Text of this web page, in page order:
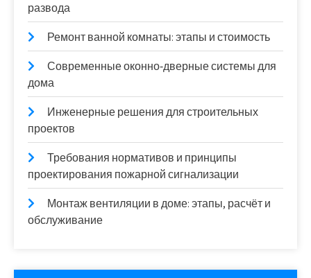
развода
Ремонт ванной комнаты: этапы и стоимость
Современные оконно‑дверные системы для
дома
Инженерные решения для строительных
проектов
Требования нормативов и принципы
проектирования пожарной сигнализации
Монтаж вентиляции в доме: этапы, расчёт и
обслуживание